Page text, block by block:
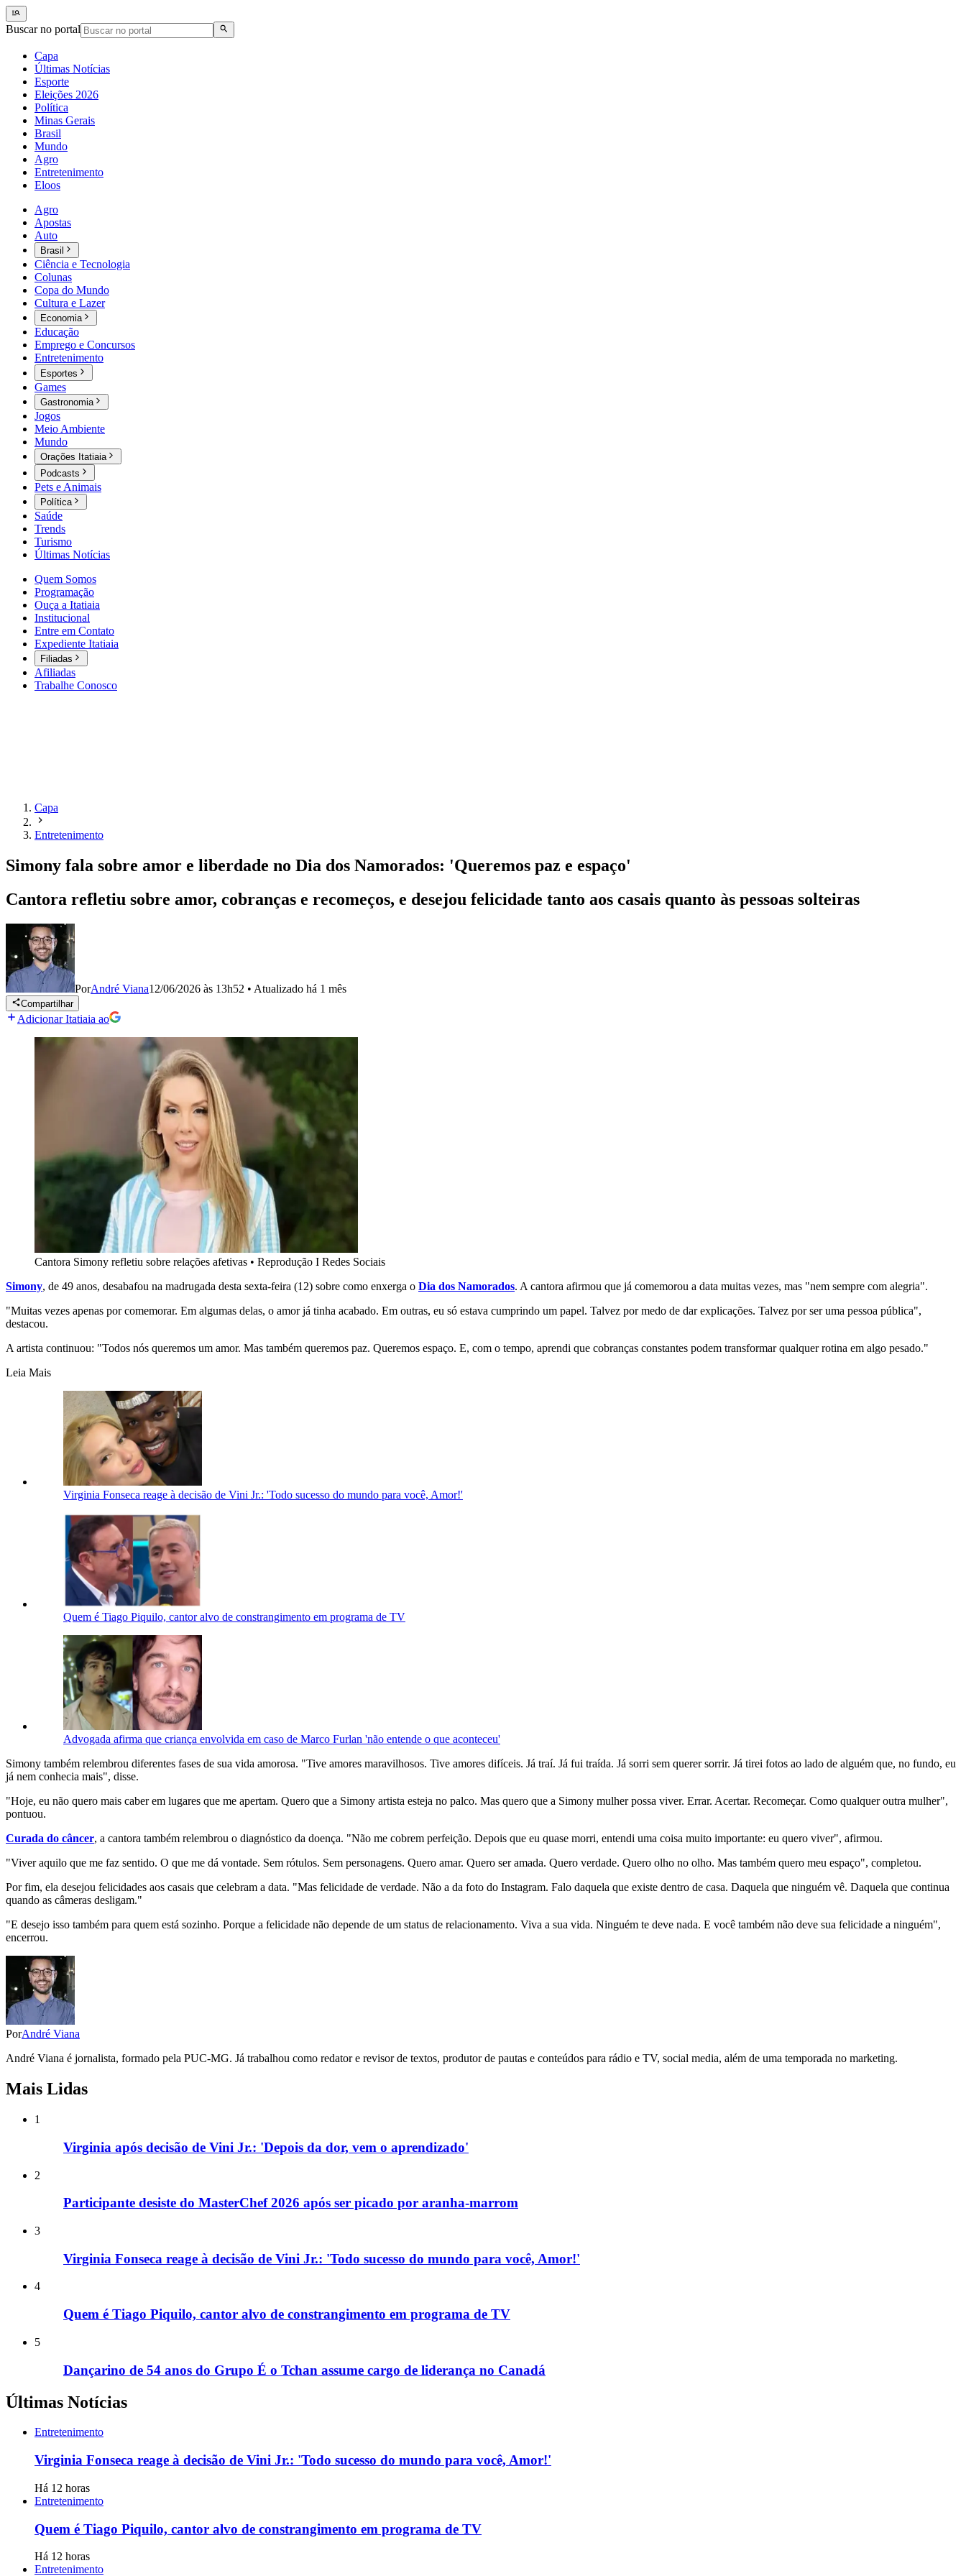
Buscar no portal
Capa
Últimas Notícias
Esporte
Eleições 2026
Política
Minas Gerais
Brasil
Mundo
Agro
Entretenimento
Eloos
Agro
Apostas
Auto
Brasil
Ciência e Tecnologia
Colunas
Copa do Mundo
Cultura e Lazer
Economia
Educação
Emprego e Concursos
Entretenimento
Esportes
Games
Gastronomia
Jogos
Meio Ambiente
Mundo
Orações Itatiaia
Podcasts
Pets e Animais
Política
Saúde
Trends
Turismo
Últimas Notícias
Quem Somos
Programação
Ouça a Itatiaia
Institucional
Entre em Contato
Expediente Itatiaia
Filiadas
Afiliadas
Trabalhe Conosco
Capa
Entretenimento
Simony fala sobre amor e liberdade no Dia dos Namorados: 'Queremos paz e espaço'
Cantora refletiu sobre amor, cobranças e recomeços, e desejou felicidade tanto aos casais quanto às pessoas solteiras
PorAndré Viana12/06/2026 às 13h52 • Atualizado há 1 mês
Compartilhar
Adicionar Itatiaia ao
Cantora Simony refletiu sobre relações afetivas • Reprodução I Redes Sociais
Simony, de 49 anos, desabafou na madrugada desta sexta-feira (12) sobre como enxerga o Dia dos Namorados. A cantora afirmou que já comemorou a data muitas vezes, mas "nem sempre com alegria".
"Muitas vezes apenas por comemorar. Em algumas delas, o amor já tinha acabado. Em outras, eu só estava cumprindo um papel. Talvez por medo de dar explicações. Talvez por ser uma pessoa pública",
destacou.
A artista continuou: "Todos nós queremos um amor. Mas também queremos paz. Queremos espaço. E, com o tempo, aprendi que cobranças constantes podem transformar qualquer rotina em algo pesado."
Leia Mais
Virginia Fonseca reage à decisão de Vini Jr.: 'Todo sucesso do mundo para você, Amor!'
Quem é Tiago Piquilo, cantor alvo de constrangimento em programa de TV
Advogada afirma que criança envolvida em caso de Marco Furlan 'não entende o que aconteceu'
Simony também relembrou diferentes fases de sua vida amorosa. "Tive amores maravilhosos. Tive amores difíceis. Já traí. Já fui traída. Já sorri sem querer sorrir. Já tirei fotos ao lado de alguém que, no fundo, eu
já nem conhecia mais", disse.
"Hoje, eu não quero mais caber em lugares que me apertam. Quero que a Simony artista esteja no palco. Mas quero que a Simony mulher possa viver. Errar. Acertar. Recomeçar. Como qualquer outra mulher",
pontuou.
Curada do câncer, a cantora também relembrou o diagnóstico da doença. "Não me cobrem perfeição. Depois que eu quase morri, entendi uma coisa muito importante: eu quero viver", afirmou.
"Viver aquilo que me faz sentido. O que me dá vontade. Sem rótulos. Sem personagens. Quero amar. Quero ser amada. Quero verdade. Quero olho no olho. Mas também quero meu espaço", completou.
Por fim, ela desejou felicidades aos casais que celebram a data. "Mas felicidade de verdade. Não a da foto do Instagram. Falo daquela que existe dentro de casa. Daquela que ninguém vê. Daquela que continua
quando as câmeras desligam."
"E desejo isso também para quem está sozinho. Porque a felicidade não depende de um status de relacionamento. Viva a sua vida. Ninguém te deve nada. E você também não deve sua felicidade a ninguém",
encerrou.
PorAndré Viana
André Viana é jornalista, formado pela PUC-MG. Já trabalhou como redator e revisor de textos, produtor de pautas e conteúdos para rádio e TV, social media, além de uma temporada no marketing.
Mais Lidas
1
Virginia após decisão de Vini Jr.: 'Depois da dor, vem o aprendizado'
2
Participante desiste do MasterChef 2026 após ser picado por aranha-marrom
3
Virginia Fonseca reage à decisão de Vini Jr.: 'Todo sucesso do mundo para você, Amor!'
4
Quem é Tiago Piquilo, cantor alvo de constrangimento em programa de TV
5
Dançarino de 54 anos do Grupo É o Tchan assume cargo de liderança no Canadá
Últimas Notícias
Entretenimento
Virginia Fonseca reage à decisão de Vini Jr.: 'Todo sucesso do mundo para você, Amor!'
Há 12 horas
Entretenimento
Quem é Tiago Piquilo, cantor alvo de constrangimento em programa de TV
Há 12 horas
Entretenimento